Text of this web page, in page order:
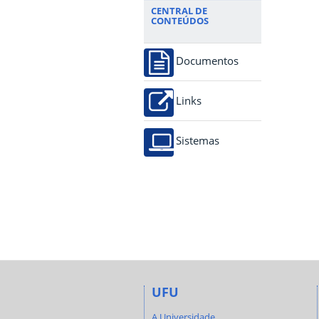
CENTRAL DE
CONTEÚDOS
Documentos
Links
Sistemas
UFU